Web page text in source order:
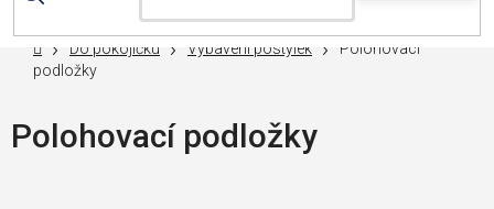
DomůDo pokojíčku Vybavení postýlek
Polohovací
podložky
Polohovací podložky